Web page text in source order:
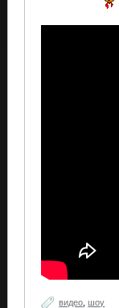
видео ,шоу